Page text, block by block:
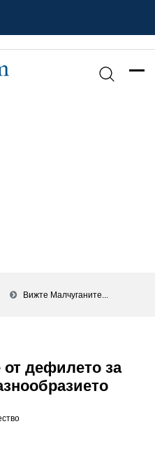
Вижте Малчуганите...
дефилето за